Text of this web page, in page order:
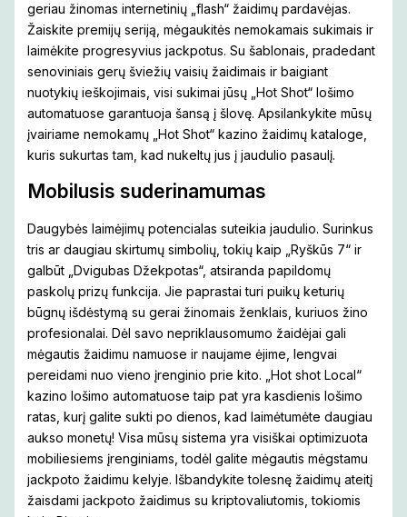
geriau žinomas internetinių „flash“ žaidimų pardavėjas.
Žaiskite premijų seriją, mėgaukitės nemokamais sukimais ir
laimėkite progresyvius jackpotus. Su šablonais, pradedant
senoviniais gerų šviežių vaisių žaidimais ir baigiant
nuotykių ieškojimais, visi sukimai jūsų „Hot Shot“ lošimo
automatuose garantuoja šansą į šlovę. Apsilankykite mūsų
įvairiame nemokamų „Hot Shot“ kazino žaidimų kataloge,
kuris sukurtas tam, kad nukeltų jus į jaudulio pasaulį.
Mobilusis suderinamumas
Daugybės laimėjimų potencialas suteikia jaudulio. Surinkus
tris ar daugiau skirtumų simbolių, tokių kaip „Ryškūs 7“ ir
galbūt „Dvigubas Džekpotas“, atsiranda papildomų
paskolų prizų funkcija. Jie paprastai turi puikų keturių
būgnų išdėstymą su gerai žinomais ženklais, kuriuos žino
profesionalai. Dėl savo nepriklausomumo žaidėjai gali
mėgautis žaidimu namuose ir naujame ėjime, lengvai
pereidami nuo vieno įrenginio prie kito. „Hot shot Local“
kazino lošimo automatuose taip pat yra kasdienis lošimo
ratas, kurį galite sukti po dienos, kad laimėtumėte daugiau
aukso monetų! Visa mūsų sistema yra visiškai optimizuota
mobiliesiems įrenginiams, todėl galite mėgautis mėgstamu
jackpoto žaidimu kelyje. Išbandykite tolesnę žaidimų ateitį
žaisdami jackpoto žaidimus su kriptovaliutomis, tokiomis